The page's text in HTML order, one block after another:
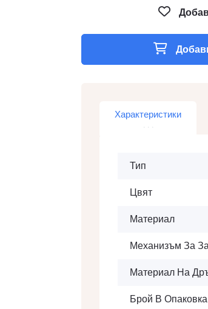
Характеристики
Тип
Цвят
Материал
Механизъм За
Материал На
Брой В Опаковка